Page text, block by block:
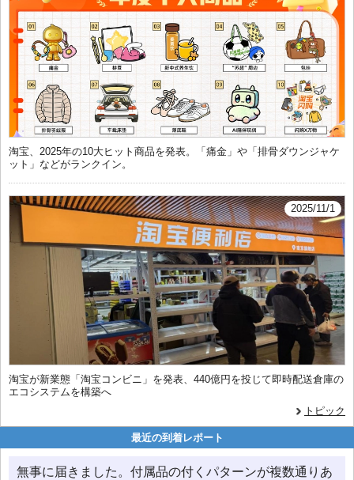
淘宝、2025年の10大ヒット商品を発表。「痛金」や「排骨ダウンジャケ
ット」などがランクイン。
2025/11/1
淘宝が新業態「淘宝コンビニ」を発表、440億円を投じて即時配送倉庫の
エコシステムを構築へ
トピック
最近の到着レポート
無事に届きました。付属品の付くパターンが複数通りあ